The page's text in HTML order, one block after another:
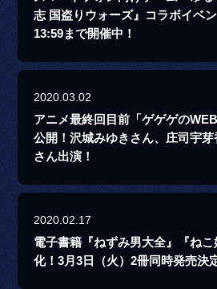
志 国盗りウォーズ』コラボイベ
13:59まで開催中！
2020.03.02
アニメ最終回目前「ゲゲゲの
公開！沢城みゆきさん、庄司宇
さん出演！
2020.02.17
電子書籍『ねずみ男大全』『ね
化！3月3日（火）2冊同時発売決